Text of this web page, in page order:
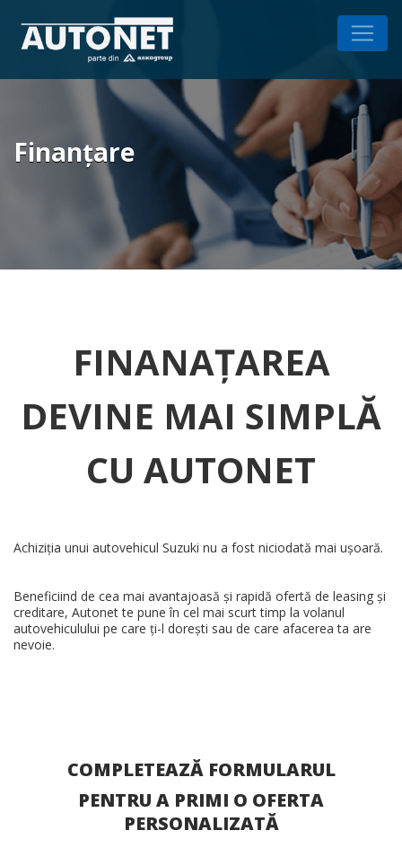
Finanțare
FINANAȚAREA
DEVINE MAI SIMPLĂ
CU AUTONET
Achiziția unui autovehicul Suzuki nu a fost niciodată mai ușoară.
Beneficiind de cea mai avantajoasă și rapidă ofertă de leasing și
creditare, Autonet te pune în cel mai scurt timp la volanul
autovehiculului pe care ți-l dorești sau de care afacerea ta are
nevoie.
COMPLETEAZĂ FORMULARUL
PENTRU A PRIMI O OFERTA
PERSONALIZATĂ